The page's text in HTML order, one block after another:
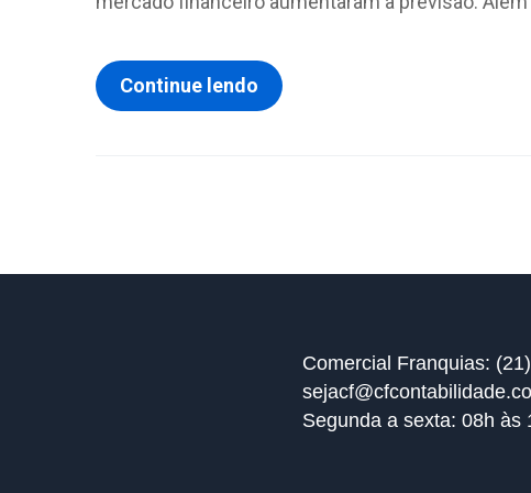
Continue lendo
Comercial Franquias:
Segunda a sexta: 08h às